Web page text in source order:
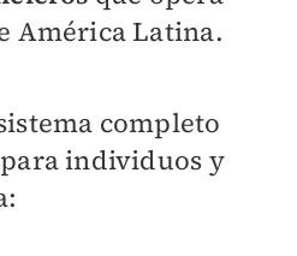
América Latina.
completo
individuos y